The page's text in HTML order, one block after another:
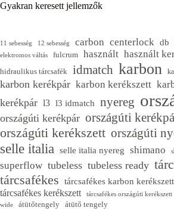
Gyakran keresett jellemzők
11 sebesség 12 sebesség carbon centerlock db
elektromos váltás
fulcrum használt használt
hidraulikus tárcsafék idmatch karbon
karbon kerékpár karbon kerékszett
kerékpár l3 l3 idmatch nyereg
országúti kerékpár országúti
országúti kerékszett országúti
selle italia selle italia nyereg shimano
superflow tubeless tubeless ready
tárcsafékes
tárcsafékes karbon kerékszett
tárcsafékes kerékszett tárcsafékes országúti kerékszett
wide
átütőtengely átütő tengely